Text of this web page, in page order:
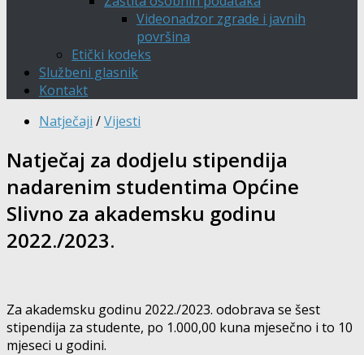
Videonadzor zgrade i javnih
površina
Etički kodeks
Službeni glasnik
Kontakt
Natječaji /Vijesti
Natječaj za dodjelu stipendija
nadarenim studentima Općine
Slivno za akademsku godinu
2022./2023.
Za akademsku godinu 2022./2023. odobrava se šest
stipendija za studente, po 1.000,00 kuna mjesečno i to 10
mjeseci u godini.